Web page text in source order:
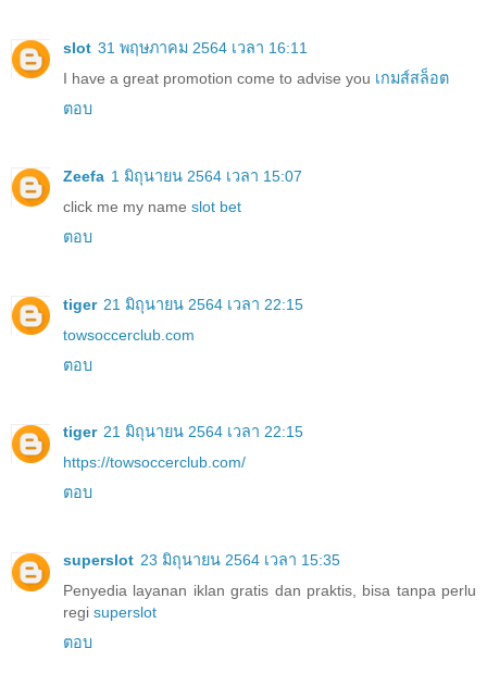
slot 31 พฤษภาคม 2564 เวลา 16:11
I have a great promotion come to advise you เกมส์สล็อต
ตอบ
Zeefa 1 มิถุนายน 2564 เวลา 15:07
click me my name slot bet
ตอบ
tiger 21 มิถุนายน 2564 เวลา 22:15
towsoccerclub.com
ตอบ
tiger 21 มิถุนายน 2564 เวลา 22:15
https://towsoccerclub.com/
ตอบ
superslot 23 มิถุนายน 2564 เวลา 15:35
Penyedia layanan iklan gratis dan praktis, bisa tanpa perlu
regi superslot
ตอบ